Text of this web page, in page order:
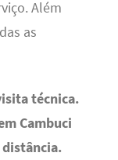
Além
as
técnica.
Cambuci
distância.